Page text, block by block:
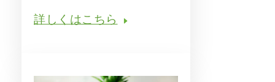
詳しくはこちら